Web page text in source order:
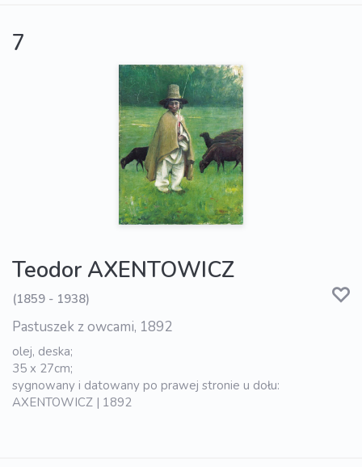
7
Teodor AXENTOWICZ
(1859 - 1938)
Pastuszek z owcami, 1892
olej, deska;
35 x 27cm;
sygnowany i datowany po prawej stronie u dołu:
AXENTOWICZ | 1892